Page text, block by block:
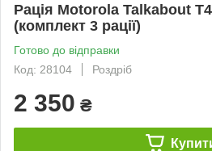
Рація Motorola Talkabout
(комплект 3 рації)
Готово до відправки
Код: 28104
Роздріб
2 350 ₴